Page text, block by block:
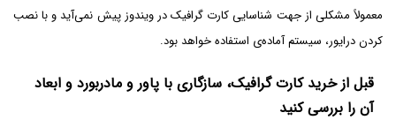
معمولاً مشکلی از جهت شناسایی کارت گرافیک در ویندوز پیش نمی‌آید و با نصب
کردن درایور، سیستم آماده‌ی استفاده خواهد بود.
قبل از خرید کارت گرافیک، سازگاری با پاور و مادربورد و ابعاد
آن را بررسی کنید